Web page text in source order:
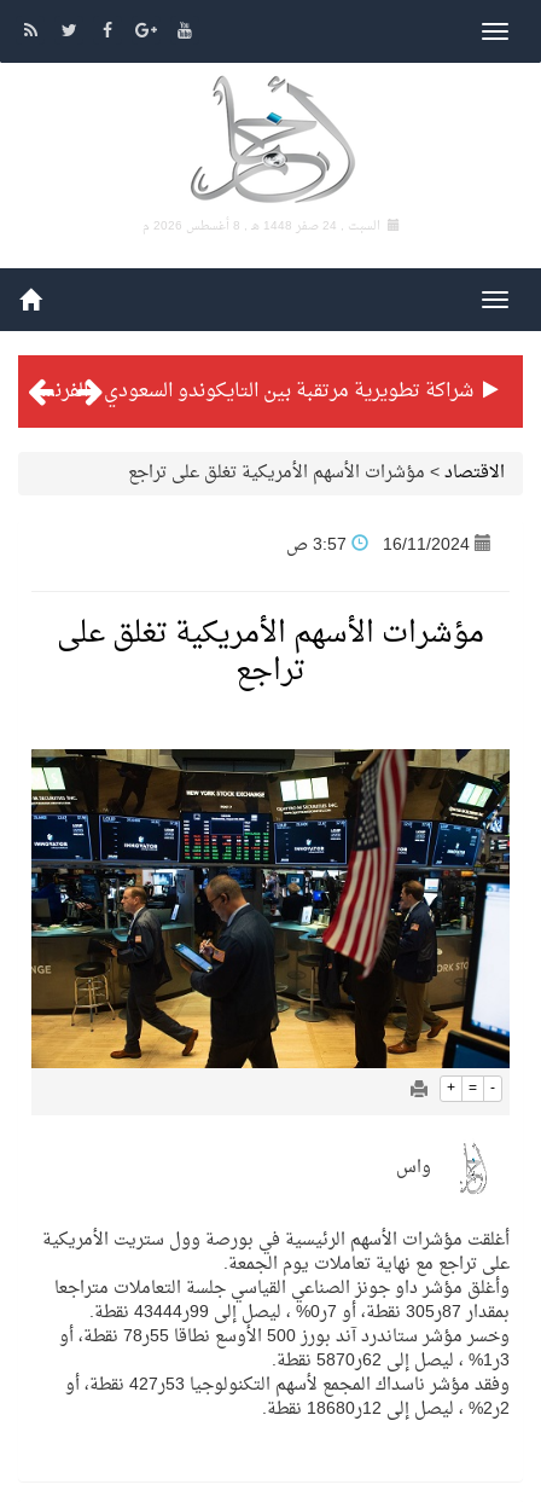
السبت , 24 صفر 1448 هـ , 8 أغسطس 2026 م
شراكة تطويرية مرتقبة بين التايكوندو السعودي والفرنسي
سيل الخير يروي ملاعب الكوكب
كأس العالم للرياضات الإلكترونية شاهد على ريادة المملكة والنهضة الشاملة فيها
المنتخب السعودي ينافس (64) دولة في أولمبياد الفلك والفيزياء الفلكية الدولي بالهند
كأس العالم للرياضات الإلكترونية: فريق Karmine Corp الفرنسي بطلًا لبطولة Rocket League
من المعذر إلى المونديال.. رسائل ثقة ودعم تؤكد: كلنا مع الأخضر
الاقتصاد>مؤشرات الأسهم الأمريكية تغلق على تراجع
16/11/2024
مؤشرات الأسهم الأمريكية تغلق على
تراجع
+ = -
واس
أغلقت مؤشرات الأسهم الرئيسية في بورصة وول ستريت الأمريكية
على تراجع مع نهاية تعاملات يوم الجمعة.
وأغلق مؤشر داو جونز الصناعي القياسي جلسة التعاملات متراجعا
بمقدار 87ر305 نقطة، أو 7ر0% ، ليصل إلى 99ر43444 نقطة.
وخسر مؤشر ستاندرد آند بورز 500 الأوسع نطاقا 55ر78 نقطة، أو
3ر1% ، ليصل إلى 62ر5870 نقطة.
وفقد مؤشر ناسداك المجمع لأسهم التكنولوجيا 53ر427 نقطة، أو
2ر2% ، ليصل إلى 12ر18680 نقطة.